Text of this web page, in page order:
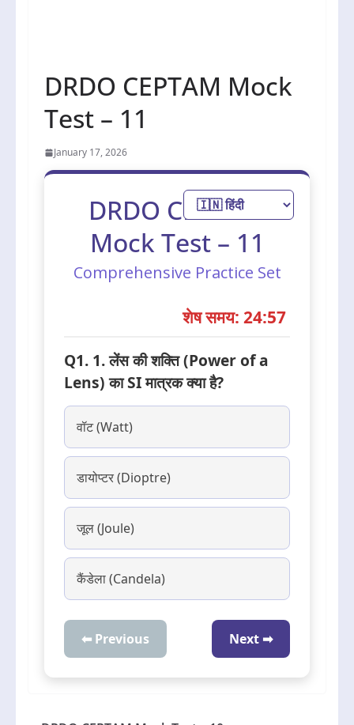
DRDO CEPTAM Mock
Test – 11
January 17, 2026
DRDO CEPTAM
Mock Test – 11
Comprehensive Practice Set
शेष समय: 24:56
Q1. 1. लेंस की शक्ति (Power of a
Lens) का SI मात्रक क्या है?
वॉट (Watt)
डायोप्टर (Dioptre)
जूल (Joule)
कैंडेला (Candela)
⬅ Previous Next ➡